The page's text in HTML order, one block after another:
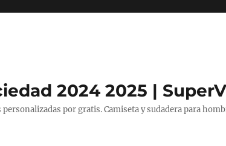
2024 2025 |
personalizadas por gratis. Camiseta y sudadera para